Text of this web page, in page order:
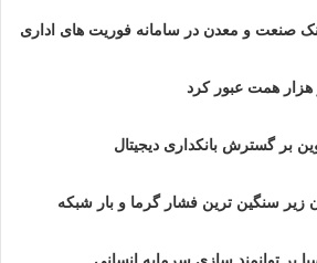
صنعت و معدن در سامانه فوریت‌ های اداری
هزار همت عبور کرد
بر گسترش بانکداری دیجیتال
سنگین‌ ترین فشار گرما و بار شبکه